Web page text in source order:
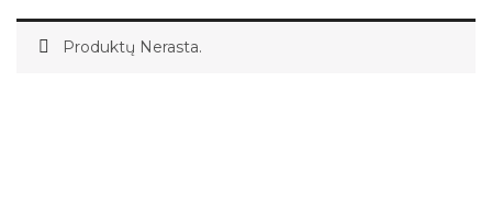
Produktų Nerasta.